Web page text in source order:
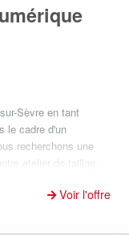
Sèvre en tant
le cadre d'un
recherchons une
atelier de taillag...
Voir l'offre